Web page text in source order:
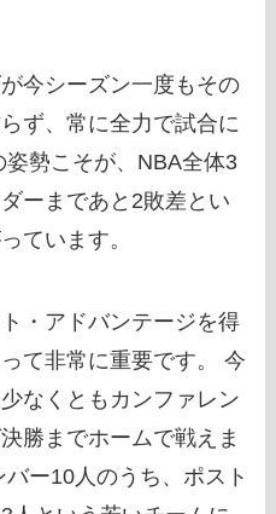
今シーズン一度もその
ず、常に全力で試合に
勢こそが、NBA全体3
ーまであと2敗差とい
ています。
・アドバンテージを得
て非常に重要です。 今
なくともカンファレン
勝までホームで戦えま
ー10人のうち、ポスト